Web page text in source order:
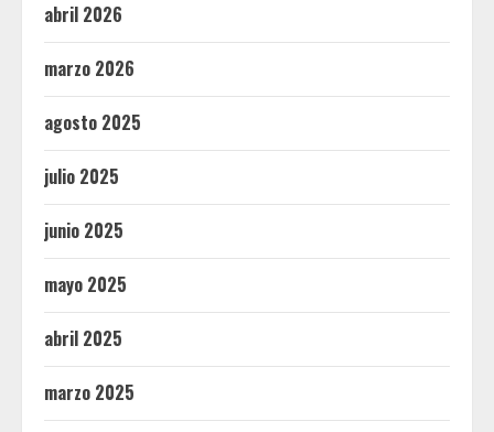
abril 2026
marzo 2026
agosto 2025
julio 2025
junio 2025
mayo 2025
abril 2025
marzo 2025